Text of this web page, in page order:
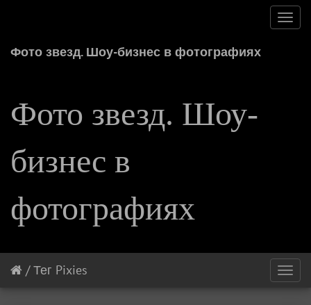
Фото звезд. Шоу-бизнес в фотографиях
Фото звезд. Шоу-
бизнес в
фотографиях
/Тег Pixies